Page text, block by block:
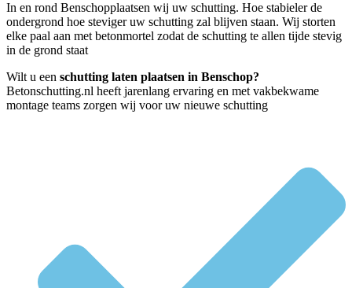
In en rond Benschopplaatsen wij uw schutting. Hoe stabieler de
ondergrond hoe steviger uw schutting zal blijven staan. Wij storten
elke paal aan met betonmortel zodat de schutting te allen tijde stevig
in de grond staat
Wilt u een schutting laten plaatsen in Benschop?
Betonschutting.nl heeft jarenlang ervaring en met vakbekwame
montage teams zorgen wij voor uw nieuwe schutting